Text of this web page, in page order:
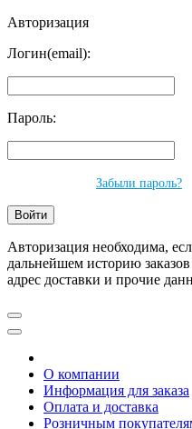
Авторизация
Логин(email):
Пароль:
Забыли пароль?
Авторизация необходима,
дальнейшем историю
адрес доставки и прочие
О компании
Информация для заказа
Оплата и доставка
Розничным